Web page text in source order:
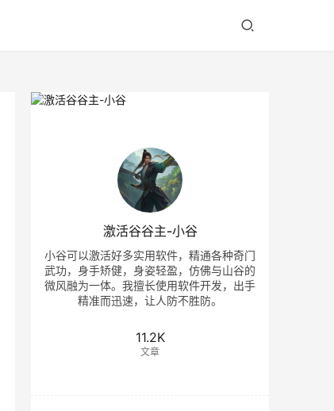
激活谷谷主-小谷
小谷可以激活好多实用软件，精通各种奇门
武功，身手矫健，身姿轻盈，仿佛与山谷的
微风融为一体。我擅长使用软件开发，出手
精准而迅速，让人防不胜防。
11.2K
文章